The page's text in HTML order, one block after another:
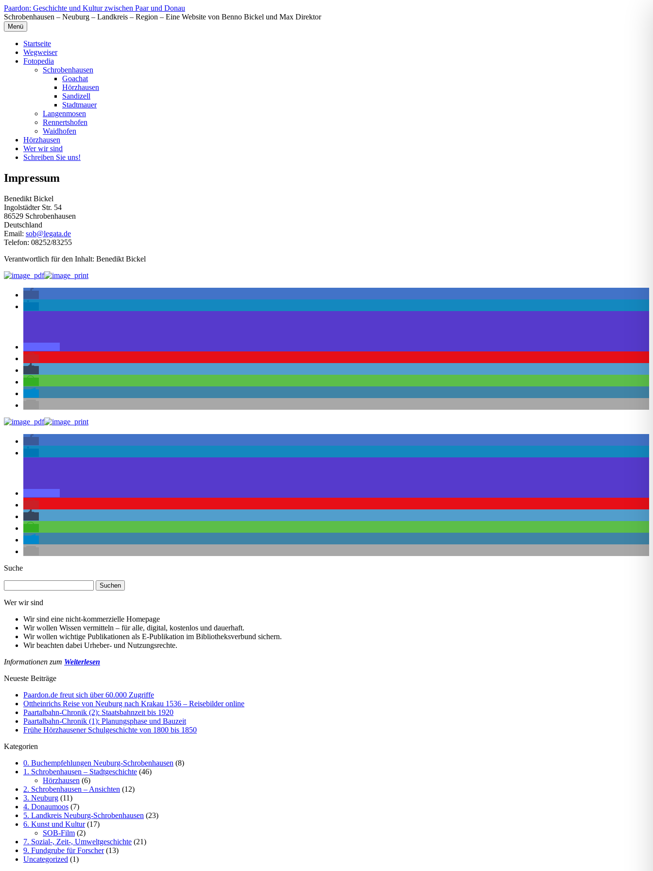
Zum
Inhalt
springen
Paardon: Geschichte und Kultur zwischen Paar und Donau
Schrobenhausen – Neuburg – Landkreis – Region – Eine Website von Benno Bickel und Max Direktor
Menü
Startseite
Wegweiser
Fotopedia
Schrobenhausen
Goachat
Hörzhausen
Sandizell
Stadtmauer
Langenmosen
Rennertshofen
Waidhofen
Hörzhausen
Wer wir sind
Schreiben Sie uns!
Impressum
Benedikt Bickel
Ingolstädter Str. 54
86529 Schrobenhausen
Deutschland
Email: sob@legata.de
Telefon: 08252/83255
Verantwortlich für den Inhalt: Benedikt Bickel
Suche
nach:
Wer wir sind
Wir sind eine nicht-kommerzielle Homepage
Wir wollen Wissen vermitteln – für alle, digital, kostenlos und dauerhaft.
Wir wollen wichtige Publikationen als E-Publikation im Bibliotheksverbund sichern.
Wir beachten dabei Urheber- und Nutzungsrechte.
Informationen zum Weiterlesen
Neueste Beiträge
Paardon.de freut sich über 60.000 Zugriffe
Ottheinrichs Reise von Neuburg nach Krakau 1536 – Reisebilder online
Paartalbahn-Chronik (2): Staatsbahnzeit bis 1920
Paartalbahn-Chronik (1): Planungsphase und Bauzeit
Frühe Hörzhausener Schulgeschichte von 1800 bis 1850
Kategorien
0. Buchempfehlungen Neuburg-Schrobenhausen (8)
1. Schrobenhausen – Stadtgeschichte (46)
Hörzhausen (6)
2. Schrobenhausen – Ansichten (12)
3. Neuburg (11)
4. Donaumoos (7)
5. Landkreis Neuburg-Schrobenhausen (23)
6. Kunst und Kultur(17)
SOB-Film (2)
7. Sozial-, Zeit-, Umweltgeschichte (21)
9. Fundgrube für Forscher(13)
Uncategorized (1)